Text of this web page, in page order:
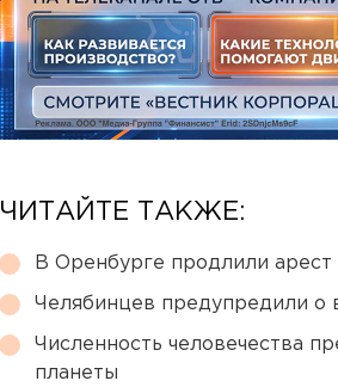
ЧИТАЙТЕ ТАКЖЕ:
В Оренбурге продлили
Челябинцев предупредили о
Численность человечества
планеты